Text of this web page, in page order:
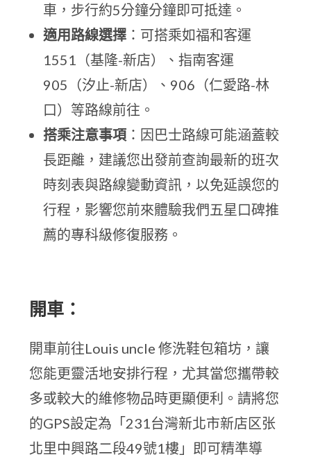
車，步行約5分鐘分鐘即可抵達。
適用路線選擇 ：可搭乘如福和客運
1551（基隆-新店）、指南客運
905（汐止-新店）、906（仁愛路-林
口）等路線前往。
搭乘注意事項 ：因巴士路線可能涵蓋較
長距離，建議您出發前查詢最新的班次
時刻表與路線變動資訊，以免延誤您的
行程，影響您前來體驗我們五星口碑推
薦的專科級修復服務。
開車：
開車前往Louis uncle 修洗鞋包箱坊，讓
您能更靈活地安排行程，尤其當您攜帶較
多或較大的維修物品時更顯便利。請將您
的GPS設定為「231台灣新北市新店区张
北里中興路二段49號1樓」即可精準導